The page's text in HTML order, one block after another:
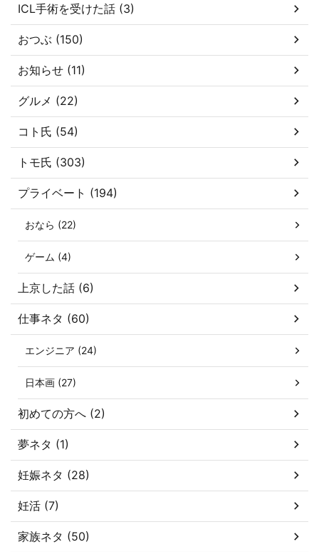
ICL手術を受けた話 (3)
おつぶ (150)
お知らせ (11)
グルメ (22)
コト氏 (54)
トモ氏 (303)
プライベート (194)
おなら (22)
ゲーム (4)
上京した話 (6)
仕事ネタ (60)
エンジニア (24)
日本画 (27)
初めての方へ (2)
夢ネタ (1)
妊娠ネタ (28)
妊活 (7)
家族ネタ (50)